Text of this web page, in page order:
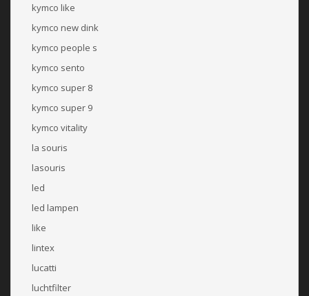
kymco like
kymco new dink
kymco people s
kymco sento
kymco super 8
kymco super 9
kymco vitality
la souris
lasouris
led
led lampen
like
lintex
lucatti
luchtfilter